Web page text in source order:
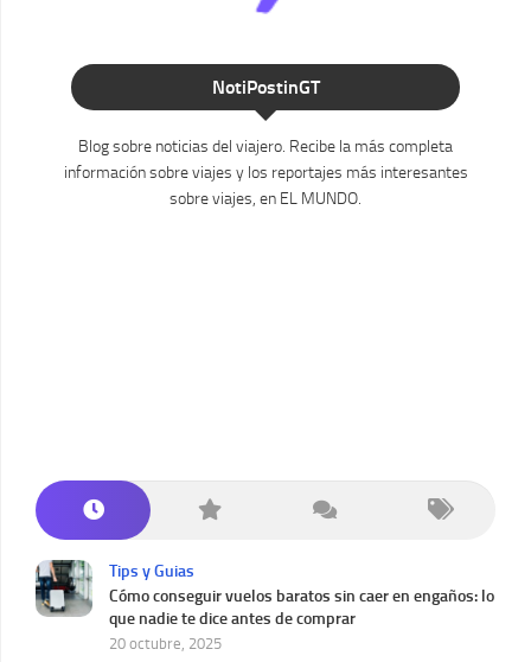
NotiPostinGT
Blog sobre noticias del viajero. Recibe la más completa
información sobre viajes y los reportajes más interesantes
sobre viajes, en EL MUNDO.
Tips y Guias
Cómo conseguir vuelos baratos sin caer en engaños: lo
que nadie te dice antes de comprar
20 octubre, 2025